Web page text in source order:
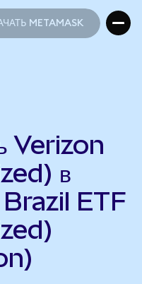
METAMASK
Verizon
в
ETF